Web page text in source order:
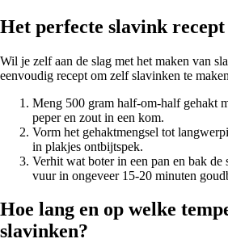
Het perfecte slavink recept
Wil je zelf aan de slag met het maken van
eenvoudig recept om zelf slavinken te
Meng 500 gram half-om-half gehakt
peper en zout in een kom.
Vorm het gehaktmengsel tot
in plakjes ontbijtspek.
Verhit wat boter in een pan en bak
vuur in ongeveer 15-20 minuten
Hoe lang en op welke
slavinken?